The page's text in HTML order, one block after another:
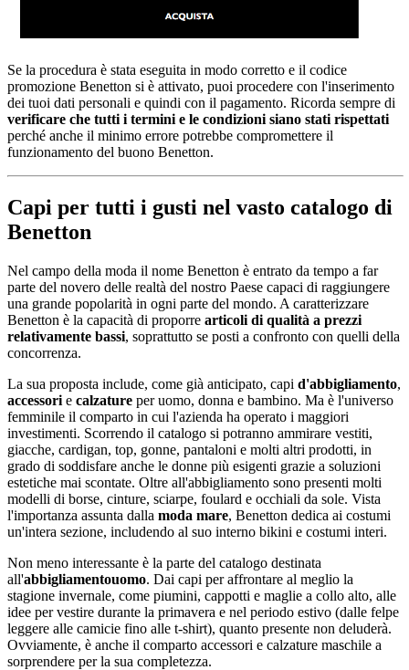
Se la procedura è stata eseguita in modo corretto e il codice
promozione Benetton si è attivato, puoi procedere con l'inserimento
dei tuoi dati personali e quindi con il pagamento. Ricorda sempre di
verificare che tutti i termini e le condizioni siano stati rispettati
perché anche il minimo errore potrebbe compromettere il
funzionamento del buono Benetton.
Capi per tutti i gusti nel vasto catalogo di
Benetton
Nel campo della moda il nome Benetton è entrato da tempo a far
parte del novero delle realtà del nostro Paese capaci di raggiungere
una grande popolarità in ogni parte del mondo. A caratterizzare
Benetton è la capacità di proporre articoli di qualità a prezzi
relativamente bassi, soprattutto se posti a confronto con quelli della
concorrenza.
La sua proposta include, come già anticipato, capi d'abbigliamento,
accessori e calzature per uomo, donna e bambino. Ma è l'universo
femminile il comparto in cui l'azienda ha operato i maggiori
investimenti. Scorrendo il catalogo si potranno ammirare vestiti,
giacche, cardigan, top, gonne, pantaloni e molti altri prodotti, in
grado di soddisfare anche le donne più esigenti grazie a soluzioni
estetiche mai scontate. Oltre all'abbigliamento sono presenti molti
modelli di borse, cinture, sciarpe, foulard e occhiali da sole. Vista
l'importanza assunta dalla moda mare, Benetton dedica ai costumi
un'intera sezione, includendo al suo interno bikini e costumi interi.
Non meno interessante è la parte del catalogo destinata
all'abbigliamentouomo. Dai capi per affrontare al meglio la
stagione invernale, come piumini, cappotti e maglie a collo alto, alle
idee per vestire durante la primavera e nel periodo estivo (dalle felpe
leggere alle camicie fino alle t-shirt), quanto presente non deluderà.
Ovviamente, è anche il comparto accessori e calzature maschile a
sorprendere per la sua completezza.